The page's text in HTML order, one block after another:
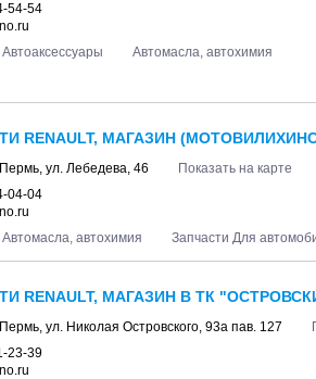
54-54
Автоаксессуары
Автомасла, автохимия
RENAULT, МАГАЗИН
Пермь, ул. Лебедева, 46
Показать на карте
04-04
Автомасла, автохимия Запчасти Для
RENAULT, МАГАЗИН В ТК
Пермь, ул. Николая Островского, 93а пав. 127
23-39